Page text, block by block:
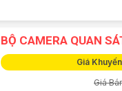
BỘ CAMERA QUAN
Giá
Giá